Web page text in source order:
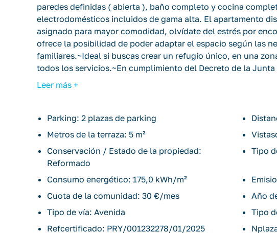
paredes definidas ( abierta ), baño completo y cocina
electrodomésticos incluidos de gama alta. El apartamento
asignado para mayor comodidad, olvídate del estrés por
ofrece la posibilidad de poder adaptar el espacio según las
familiares.~Ideal si buscas crear un refugio único, en una
todos los servicios.~En cumplimiento del Decreto de la
Octubre, se informa al cliente que los gastos notariales,
Leer más +
Parking: 2 plazas de parking
Metros de la terraza: 5 m²
Conservación / Estado de la propiedad:
Reformado
Tipo
Consumo energético: 175,0 kWh/m²
Cuota de la comunidad: 30 €/mes
Año
Tipo de vía: Avenida
Tipo
Refcertificado: PRY/001232278/01/2025